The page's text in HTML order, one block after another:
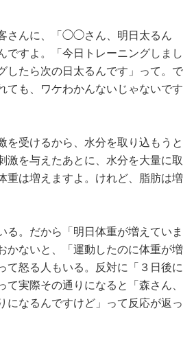
さんに、「◯◯さん、明日太るん
ですよ。「今日トレーニングしまし
したら次の日太るんです」って。で
ても、ワケわかんないじゃないです
を受けるから、水分を取り込もうと
激を与えたあとに、水分を大量に取
重は増えますよ。けれど、脂肪は増
る。だから「明日体重が増えていま
かないと、「運動したのに体重が増
て怒る人もいる。反対に「３日後に
て実際その通りになると「森さん、
になるんですけど」って反応が返っ